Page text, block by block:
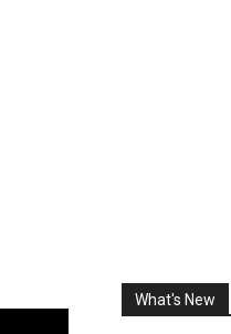
What's New